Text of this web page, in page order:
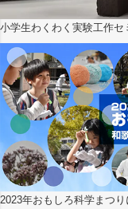
小学生わくわく実験工作セ
2023年おもしろ科学まつ